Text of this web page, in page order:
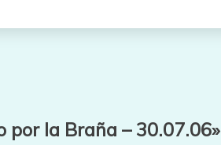
por la Braña – 30.07.06»